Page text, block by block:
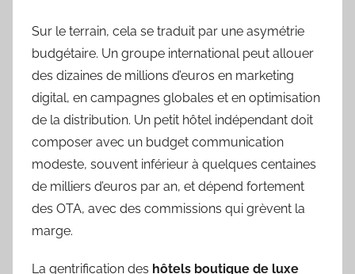
Sur le terrain, cela se traduit par une asymétrie
budgétaire. Un groupe international peut allouer
des dizaines de millions d’euros en marketing
digital, en campagnes globales et en optimisation
de la distribution. Un petit hôtel indépendant doit
composer avec un budget communication
modeste, souvent inférieur à quelques centaines
de milliers d’euros par an, et dépend fortement
des OTA, avec des commissions qui grèvent la
marge.
La gentrification des hôtels boutique de luxe